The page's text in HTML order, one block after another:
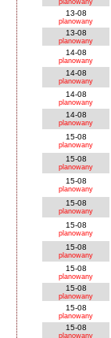
planowany
13-08
planowany
13-08
planowany
14-08
planowany
14-08
planowany
14-08
planowany
14-08
planowany
15-08
planowany
15-08
planowany
15-08
planowany
15-08
planowany
15-08
planowany
15-08
planowany
15-08
planowany
15-08
planowany
15-08
planowany
15-08
planowany